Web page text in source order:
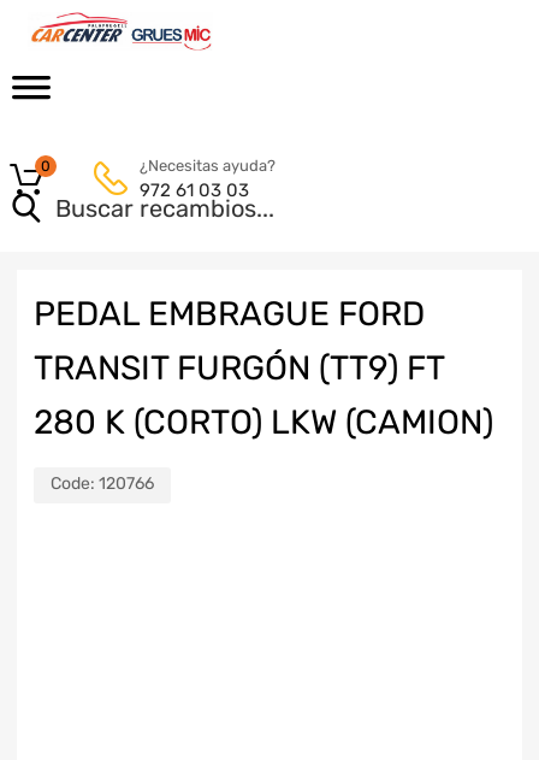
¿Necesitas ayuda?
972 61 03 03
0
PEDAL EMBRAGUE FORD
TRANSIT FURGÓN (TT9) FT
280 K (CORTO) LKW (CAMION)
Code: 120766